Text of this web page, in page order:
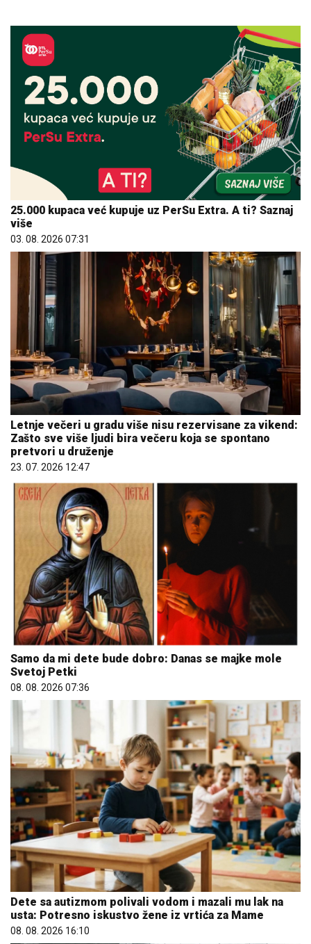
25.000 kupaca već kupuje uz PerSu Extra. A ti? Saznaj
više
03. 08. 2026 07:31
Letnje večeri u gradu više nisu rezervisane za vikend:
Zašto sve više ljudi bira večeru koja se spontano
pretvori u druženje
23. 07. 2026 12:47
Samo da mi dete bude dobro: Danas se majke mole
Svetoj Petki
08. 08. 2026 07:36
Dete sa autizmom polivali vodom i mazali mu lak na
usta: Potresno iskustvo žene iz vrtića za Mame
08. 08. 2026 16:10